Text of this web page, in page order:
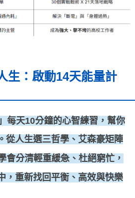
生：啟動14天能量計
每天10分鐘的心智練習，幫你
從人生選三哲學、艾森豪矩陣
會分清輕重緩急、杜絕窮忙，
，重新找回平衡、高效與快樂